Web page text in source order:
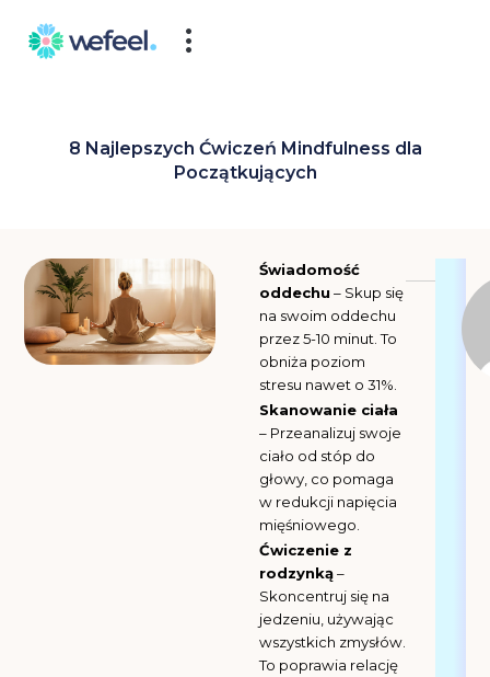
content
8 Najlepszych Ćwiczeń Mindfulness dla
Początkujących
Świadomość
oddechu – Skup się
na swoim oddechu
przez 5-10 minut. To
obniża poziom
stresu nawet o 31%.
Skanowanie ciała
– Przeanalizuj swoje
ciało od stóp do
głowy, co pomaga
w redukcji napięcia
mięśniowego.
Ćwiczenie z
rodzynką–
Skoncentruj się na
jedzeniu, używając
wszystkich zmysłów.
To poprawia relację